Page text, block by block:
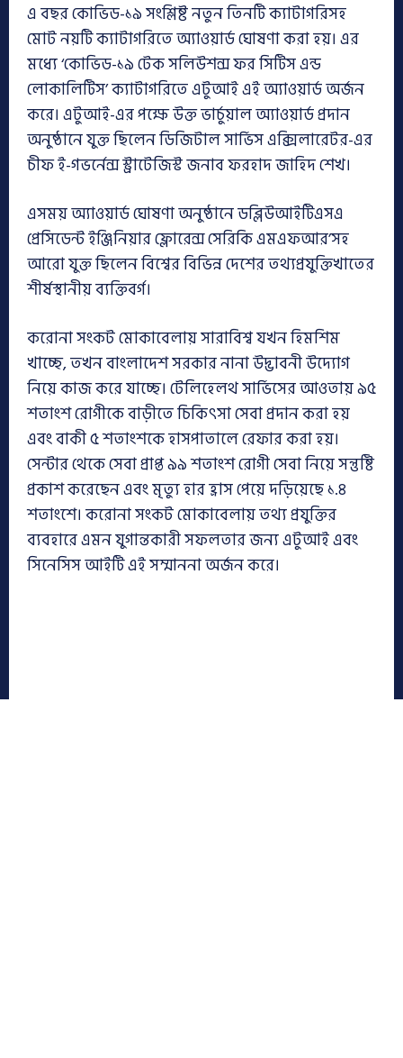
এ বছর কোভিড-১৯ সংশ্লিষ্ট নতুন তিনটি ক্যাটাগরিসহ
মোট নয়টি ক্যাটাগরিতে অ্যাওয়ার্ড ঘোষণা করা হয়। এর
মধ্যে ‘কোভিড-১৯ টেক সলিউশন্স ফর সিটিস এন্ড
লোকালিটিস’ ক্যাটাগরিতে এটুআই এই অ্যাওয়ার্ড অর্জন
করে। এটুআই-এর পক্ষে উক্ত ভার্চুয়াল অ্যাওয়ার্ড প্রদান
অনুষ্ঠানে যুক্ত ছিলেন ডিজিটাল সার্ভিস এক্সিলারেটর-এর
চীফ ই-গভর্নেন্স স্ট্রাটেজিস্ট জনাব ফরহাদ জাহিদ শেখ।
এসময় অ্যাওয়ার্ড ঘোষণা অনুষ্ঠানে ডব্লিউআইটিএসএ
প্রেসিডেন্ট ইঞ্জিনিয়ার ফ্লোরেন্স সেরিকি এমএফআর’সহ
আরো যুক্ত ছিলেন বিশ্বের বিভিন্ন দেশের তথ্যপ্রযুক্তিখাতের
শীর্ষস্থানীয় ব্যক্তিবর্গ।
করোনা সংকট মোকাবেলায় সারাবিশ্ব যখন হিমশিম
খাচ্ছে, তখন বাংলাদেশ সরকার নানা উদ্ভাবনী উদ্যোগ
নিয়ে কাজ করে যাচ্ছে। টেলিহেলথ সার্ভিসের আওতায় ৯৫
শতাংশ রোগীকে বাড়ীতে চিকিৎসা সেবা প্রদান করা হয়
এবং বাকী ৫ শতাংশকে হাসপাতালে রেফার করা হয়।
সেন্টার থেকে সেবা প্রাপ্ত ৯৯ শতাংশ রোগী সেবা নিয়ে সন্তুষ্টি
প্রকাশ করেছেন এবং মৃত্যু হার হ্রাস পেয়ে দড়িয়েছে ১.৪
শতাংশে। করোনা সংকট মোকাবেলায় তথ্য প্রযুক্তির
ব্যবহারে এমন যুগান্তকারী সফলতার জন্য এটুআই এবং
সিনেসিস আইটি এই সম্মাননা অর্জন করে।